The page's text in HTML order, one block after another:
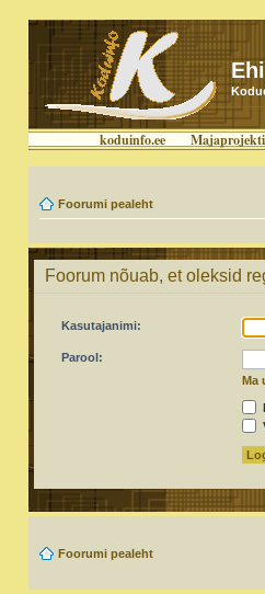
koduinfo.ee
Foorumi pealeht
Foorum nõuab, et oleksid
Kasutajanimi:
Parool:
Ma
Foorumi pealeht